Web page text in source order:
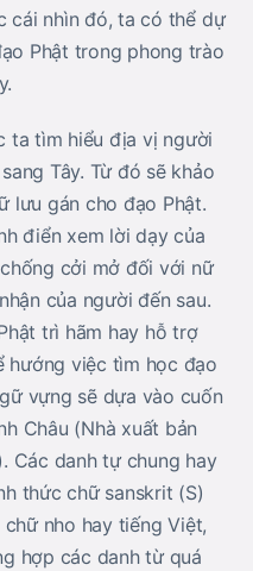
cái nhìn đó, ta có thể dự
Phật trong phong trào
ta tìm hiểu địa vị người
Tây. Từ đó sẽ khảo
lưu gán cho đạo Phật.
điển xem lời dạy của
cởi mở đối với nữ
của người đến sau.
trì hãm hay hỗ trợ
hướng việc tìm học đạo
vựng sẽ dựa vào cuốn
Châu (Nhà xuất bản
Các danh tự chung hay
thức chữ sanskrit (S)
nho hay tiếng Việt,
hợp các danh từ quá